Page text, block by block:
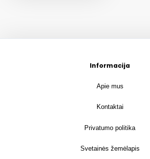
Informacija
Apie mus
Kontaktai
Privatumo politika
Svetainės žemėlapis